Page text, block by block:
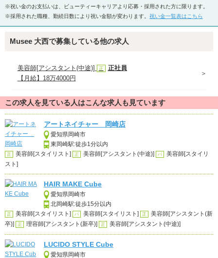
※祝い金のお支払いは、ビューティーキャリアより応募・採用された方に限ります。
※採用された職種、勤続日数により祝い金額が変わります。 祝い金一覧表はこちら
Musee 大西で募集している他の求人
美容師[アシスタント(中途)] 正
正社員
【月給】18万4000円
この求人を見ている人はこんな求人も見ています
アートネイチャー 岡崎店
愛知県岡崎市
東岡崎駅:徒歩1分以内
正 美容師[スタイリスト] 正 美容師[アシスタント(中途)] パ
美容師[スタイリ
スト]
HAIR MAKE Cube
愛知県岡崎市
北岡崎駅:徒歩15分以内
正 美容師[スタイリスト] パ 美容師[スタイリスト] 正
美容師[アシスタント(新
卒)]
正 理容師[アシスタント(新卒)] 正 美容師[アシスタント(中途)]
LUCIDO STYLE Cube
愛知県岡崎市